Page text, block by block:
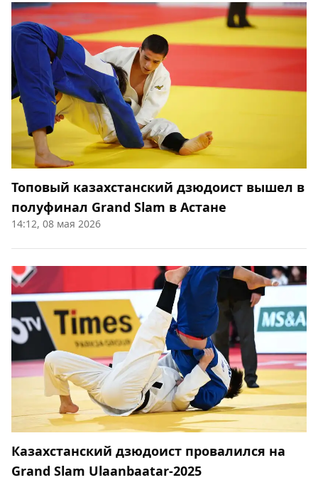
Топовый казахстанский дзюдоист вышел в
полуфинал Grand Slam в Астане
14:12, 08 мая 2026
Казахстанский дзюдоист провалился на
Grand Slam Ulaanbaatar-2025